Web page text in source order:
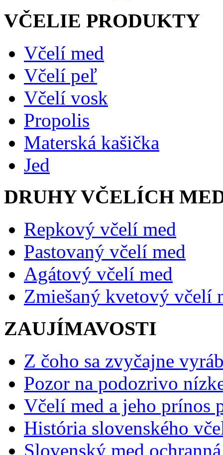
VČELIE PRODUKTY
Včelí med
Včelí peľ
Včelí vosk
Propolis
Materská kašička
Jed
DRUHY VČELÍCH
Repkový včelí med
Pastovaný včelí med
Agátový včelí med
Zmiešaný kvetový včelí
ZAUJÍMAVOSTI
Z čoho sa zvyčajne
Pozor na podozrivo
Včelí med a jeho prínos
História slovenského
Slovenský med